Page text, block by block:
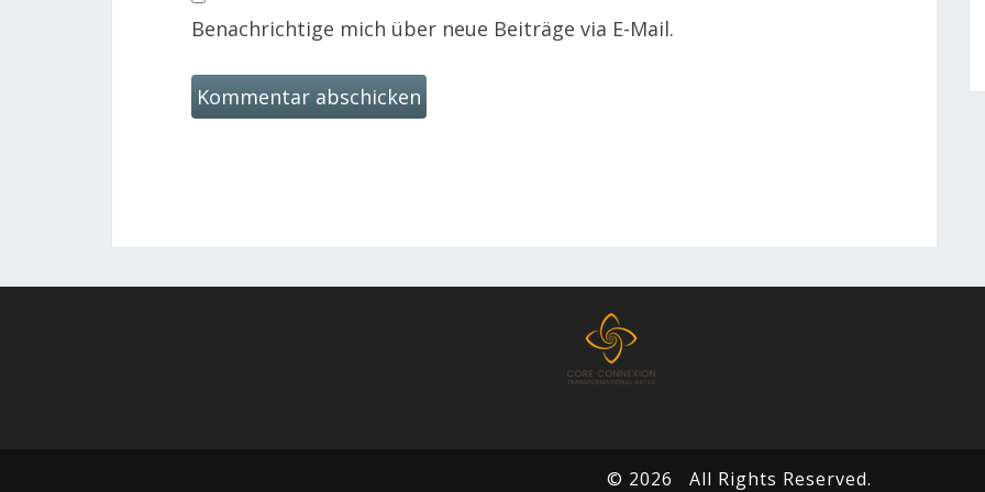
Benachrichtige mich über neue Beiträge via E-Mail.
© 2026 All Rights Reserved.